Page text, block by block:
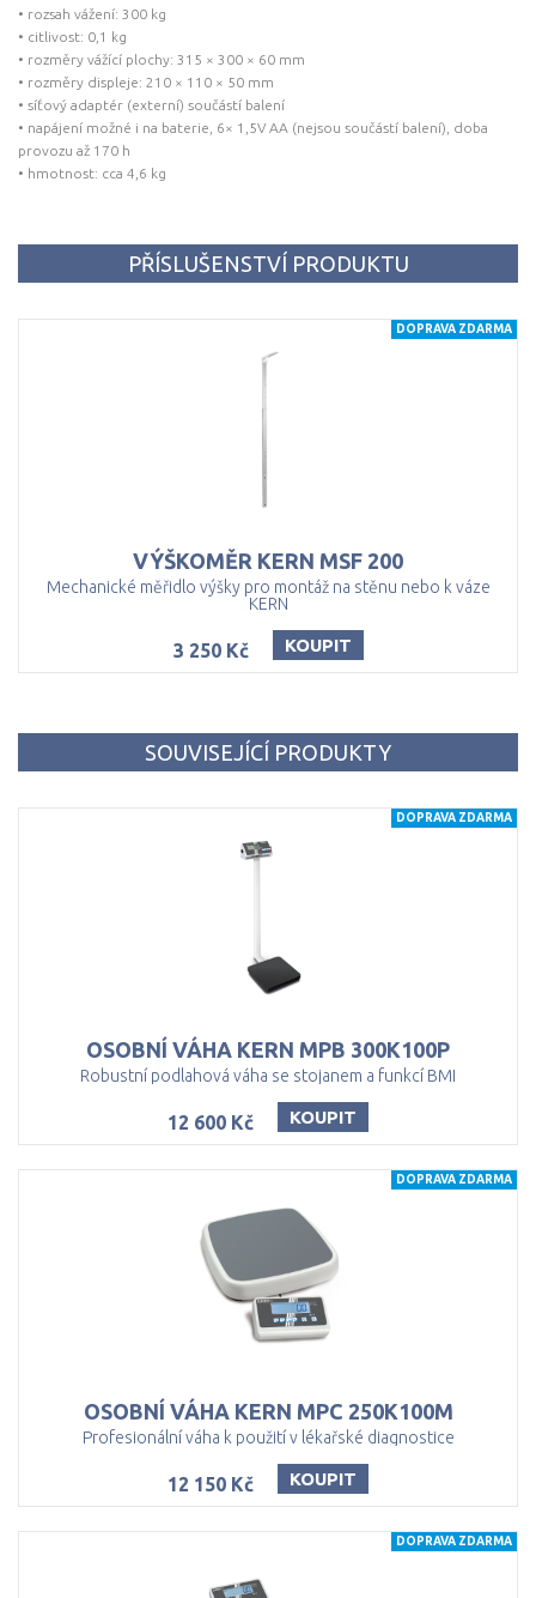
• rozsah vážení: 300 kg
• citlivost: 0,1 kg
• rozměry vážící plochy: 315 × 300 × 60 mm
• rozměry displeje: 210 × 110 × 50 mm
• síťový adaptér (externí) součástí balení
• napájení možné i na baterie, 6× 1,5V AA (nejsou součástí balení), doba
provozu až 170 h
• hmotnost: cca 4,6 kg
PŘÍSLUŠENSTVÍ PRODUKTU
VÝŠKOMĚR KERN MSF 200
Mechanické měřidlo výšky pro montáž na stěnu nebo k váze
KERN
3 250 Kč KOUPIT
DOPRAVA ZDARMA
SOUVISEJÍCÍ PRODUKTY
OSOBNÍ VÁHA KERN MPB 300K100P
Robustní podlahová váha se stojanem a funkcí BMI
12 600 Kč KOUPIT
DOPRAVA ZDARMA
OSOBNÍ VÁHA KERN MPC 250K100M
Profesionální váha k použití v lékařské diagnostice
12 150 Kč KOUPIT
DOPRAVA ZDARMA
DOPRAVA ZDARMA